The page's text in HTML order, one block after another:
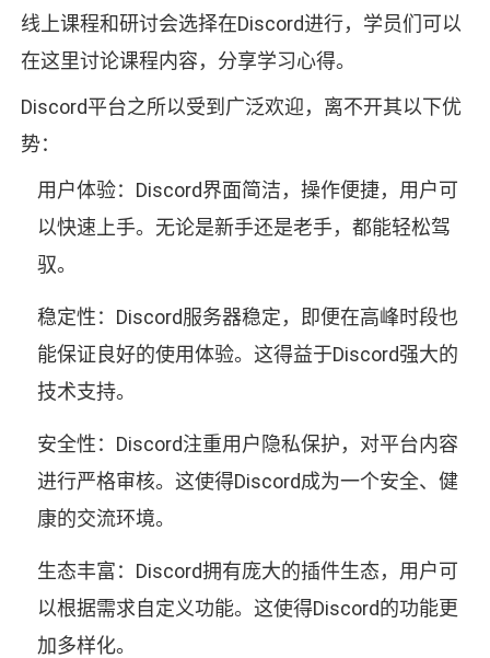
线上课程和研讨会选择在Discord进行，学员们可以
在这里讨论课程内容，分享学习心得。
Discord平台之所以受到广泛欢迎，离不开其以下优
势：
用户体验：Discord界面简洁，操作便捷，用户可
以快速上手。无论是新手还是老手，都能轻松驾
驭。
稳定性：Discord服务器稳定，即便在高峰时段也
能保证良好的使用体验。这得益于Discord强大的
技术支持。
安全性：Discord注重用户隐私保护，对平台内容
进行严格审核。这使得Discord成为一个安全、健
康的交流环境。
生态丰富：Discord拥有庞大的插件生态，用户可
以根据需求自定义功能。这使得Discord的功能更
加多样化。